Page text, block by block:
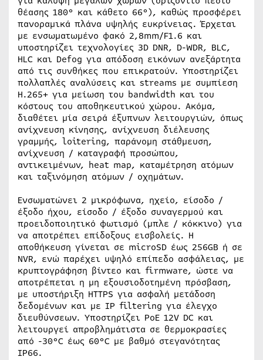
θέασης 180° και κάθετο 66°), καθώς προσφέρει
πανοραμικά πλάνα υψηλής ευκρίνειας. Έρχεται
με ενσωματωμένο φακό 2,8mm/F1.6 και
υποστηρίζει τεχνολογίες 3D DNR, D-WDR, BLC,
HLC και Defog για απόδοση εικόνων ανεξάρτητα
από τις συνθήκες που επικρατούν. Υποστηρίζει
πολλαπλές αναλύσεις και streams με συμπίεση
H.265+ για μείωση του bandwidth και του
κόστους του αποθηκευτικού χώρου. Ακόμα,
διαθέτει μία σειρά έξυπνων λειτουργιών, όπως
ανίχνευση κίνησης, ανίχνευση διέλευσης
γραμμής, loitering, παράνομη στάθμευση,
ανίχνευση / καταγραφή προσώπου,
αντικειμένων, heat map, καταμέτρηση ατόμων
και ταξινόμηση ατόμων / οχημάτων.
Ενσωματώνει 2 μικρόφωνα, ηχείο, είσοδο /
έξοδο ήχου, είσοδο / έξοδο συναγερμού και
προειδοποιητικό φωτισμό (μπλε / κόκκινο) για
να αποτρέπει επίδοξους εισβολείς. Η
αποθήκευση γίνεται σε microSD έως 256GB ή σε
NVR, ενώ παρέχει υψηλό επίπεδο ασφάλειας, με
κρυπτογράφηση βίντεο και firmware, ώστε να
αποτρέπεται η μη εξουσιοδοτημένη πρόσβαση,
με υποστήριξη HTTPS για ασφαλή μετάδοση
δεδομένων και με IP filtering για έλεγχο
διευθύνσεων. Υποστηρίζει PoE 12V DC και
λειτουργεί απροβλημάτιστα σε θερμοκρασίες
από -30°C έως 60°C με βαθμό στεγανότητας
IP66.